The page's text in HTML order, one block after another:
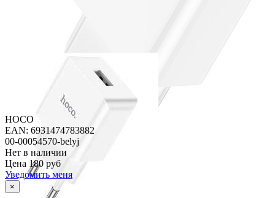
HOCO
EAN: 6931474783882
00-00054570-belyj
Нет в наличии
Цена 180 руб
Уведомить меня
×